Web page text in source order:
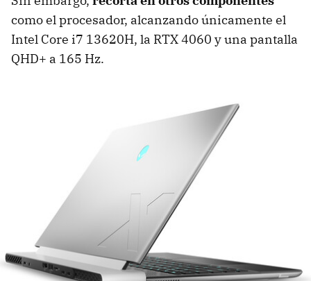
como el procesador, alcanzando únicamente el
Intel Core i7 13620H, la RTX 4060 y una pantalla
QHD+ a 165 Hz.